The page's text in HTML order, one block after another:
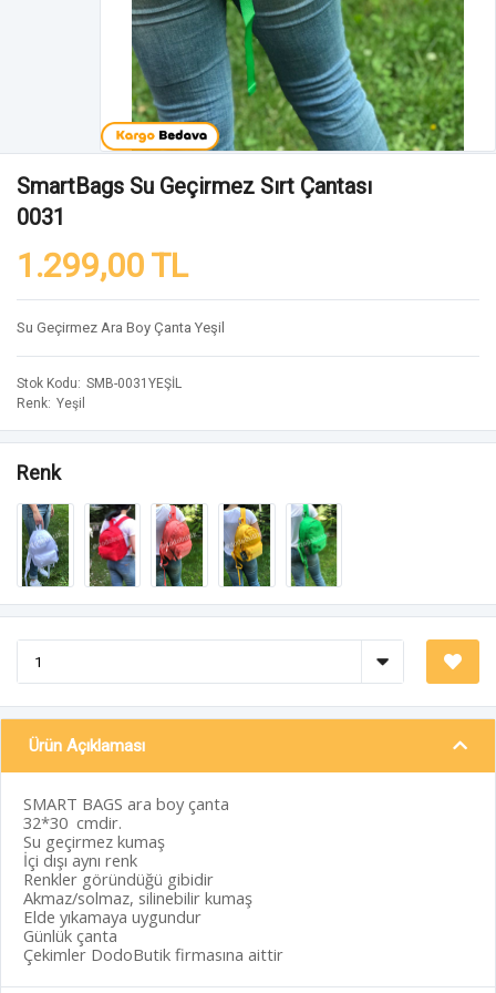
SmartBags Su Geçirmez Sırt Çantası
0031
1.299,00 TL
Su Geçirmez Ara Boy Çanta Yeşil
Stok Kodu
SMB-0031YEŞİL
Renk Yeşil
Renk
Ürün Açıklaması
SMART BAGS ara boy çanta
32*30 cmdir.
Su geçirmez kumaş
İçi dışı aynı renk
Renkler göründüğü gibidir
Akmaz/solmaz, silinebilir kumaş
Elde yıkamaya uygundur
Günlük çanta
Çekimler DodoButik firmasına aittir